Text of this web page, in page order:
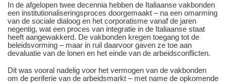
In de afgelopen twee decennia hebben de Italiaanse vakbonden
een institutionaliseringsproces doorgemaakt – na een omarming
van de sociale dialoog en het corporatisme vanaf de jaren
negentig, wat een proces van integratie in de Italiaanse staat
heeft aangewakkerd. De vakbonden kregen toegang tot de
beleidsvorming – maar in ruil daarvoor gaven ze toe aan
devaluatie van de lonen en het einde van de arbeidsconflicten.
Dit was vooral nadelig voor het vermogen van de vakbonden
om de periferie van de arbeidsmarkt – met name de opkomende